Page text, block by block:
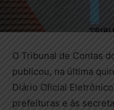
O Tribunal de Contas
publicou, na última
Diário Oficial
prefeituras e às